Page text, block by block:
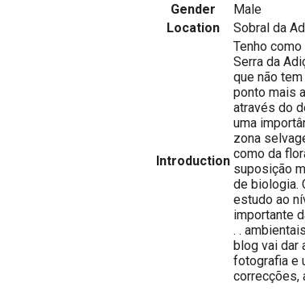
Gender
Male
Location
Sobral da
Introduction
Tenho
Serra da
que não
ponto mais
através do
uma
zona
como da
suposição
de biologia.
estudo ao
importante
. .
blog vai dar
fotografia e
correcções,